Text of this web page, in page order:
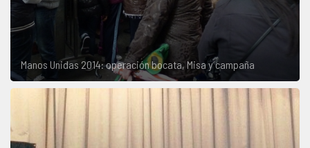
Manos Unidas 2014: operación bocata, Misa y campaña